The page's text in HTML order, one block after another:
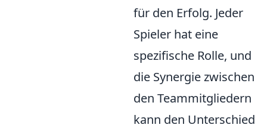
für den Erfolg. Jeder
Spieler hat eine
spezifische Rolle, und
die Synergie zwischen
den Teammitgliedern
kann den Unterschied